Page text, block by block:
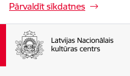
Pārvaldīt sīkdatnes